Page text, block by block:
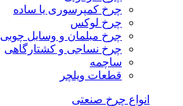
چرخ کمپرسوری یا ساده
چرخ لوکس
چرخ مبلمان و وسایل چوبی
چرخ نساجی و کشتارگاهی
ساچمه
قطعات ویلچر
انواع چرخ صنعتی